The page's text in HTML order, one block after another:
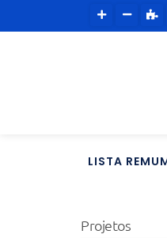
LISTA
Projetos